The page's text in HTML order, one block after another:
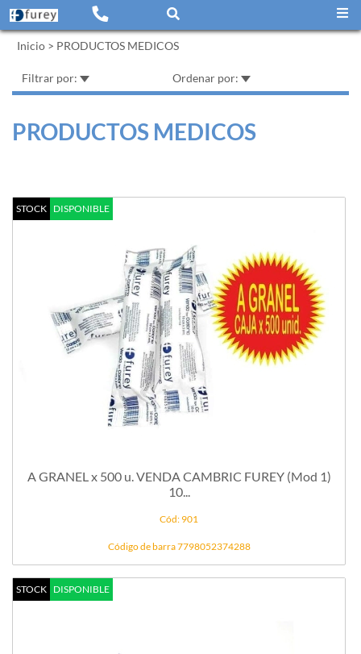
Inicio > PRODUCTOS MEDICOS
Filtrar por: Ordenar por:
PRODUCTOS MEDICOS
STOCK DISPONIBLE
A GRANEL x 500 u. VENDA CAMBRIC FUREY (Mod 1)
10...
Cód: 901
Código de barra 7798052374288
STOCK DISPONIBLE